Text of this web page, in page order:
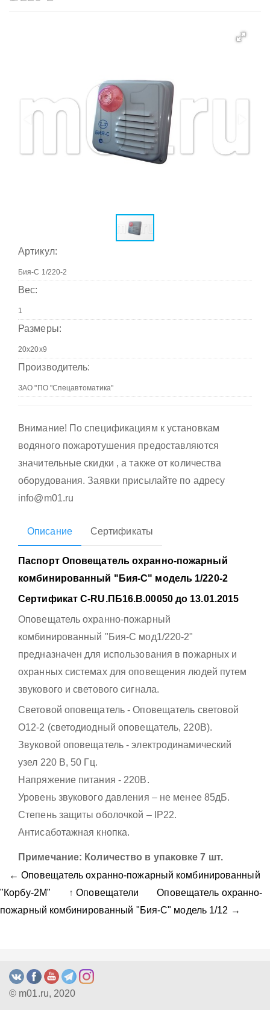
Артикул:
Вес:
Размеры:
Производитель:
Внимание! По спецификациям к установкам
водяного пожаротушения предоставляются
значительные скидки , а также от количества
оборудования. Заявки присылайте по адресу
info@m01.ru
Описание Сертификаты
Паспорт Оповещатель охранно-пожарный
комбинированный "Бия-С" модель 1/220-2
Сертификат С-RU.ПБ16.В.00050 до 13.01.2015
Оповещатель охранно-пожарный
комбинированный "Бия-С мод1/220-2"
предназначен для использования в пожарных и
охранных системах для оповещения людей путем
звукового и светового сигнала.
Световой оповещатель - Оповещатель световой
О12-2 (светодиодный оповещатель, 220В).
Звуковой оповещатель - электродинамический
узел 220 В, 50 Гц.
Напряжение питания - 220В.
Уровень звукового давления – не менее 85дБ.
Степень защиты оболочкой – IP22.
Антисаботажная кнопка.
Примечание: Количество в упаковке 7 шт.
← Оповещатель охранно-пожарный комбинированный
"Корбу-2М"
↑Оповещатели
Оповещатель охранно-
пожарный комбинированный "Бия-С" модель 1/12 →
© m01.ru, 2020